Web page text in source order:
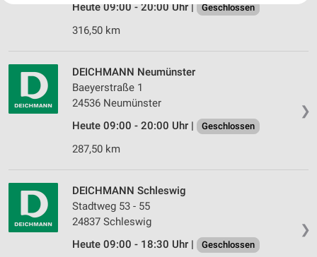
Heute 09:00 - 20:00 Uhr | Geschlossen
316,50 km
❯
DEICHMANN Neumünster
Baeyerstraße 1
24536 Neumünster
Heute 09:00 - 20:00 Uhr |
Geschlossen
287,50 km
❯
DEICHMANN Schleswig
Stadtweg 53 - 55
24837 Schleswig
Heute 09:00 - 18:30 Uhr |
Geschlossen
Website/App.
Partnerliste anzeigen (1 IAB-Anbieter)
Speichern von oder Zugriff auf Informationen
auf einem Endgerät
Verwendung reduzierter Daten zur Auswahl von
Verwendung von Profilen zur Auswahl
personalisierter Werbung
Erstellung von Profilen zur Personalisierung